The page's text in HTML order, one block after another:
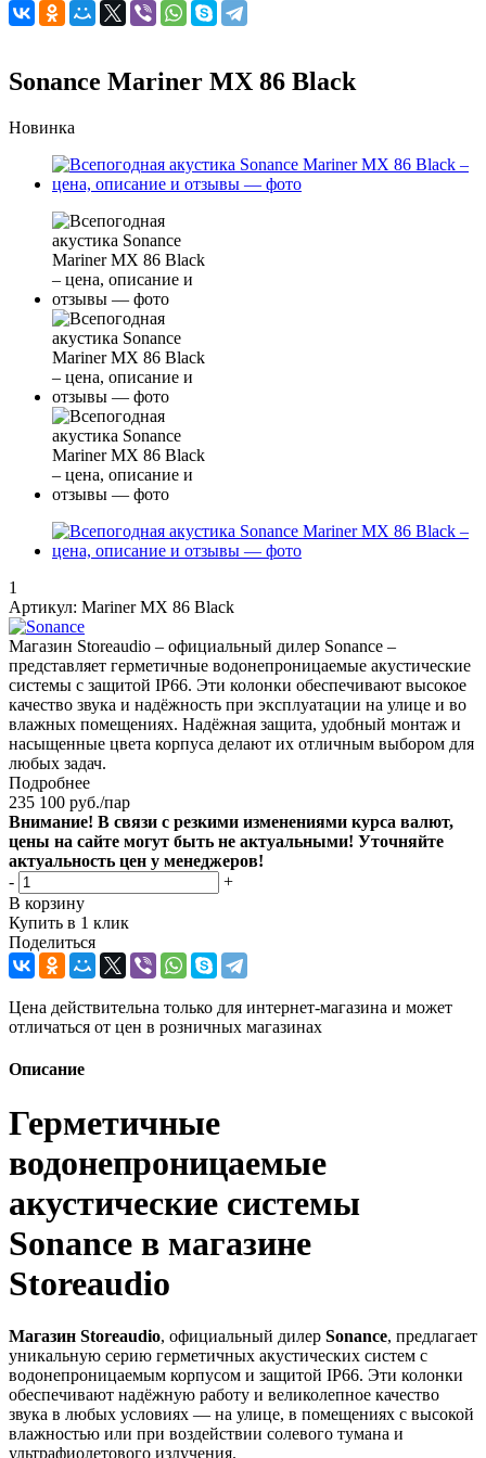
Sonance Mariner MX 86 Black
Новинка
1
Артикул: Mariner MX 86 Black
Магазин Storeaudio – официальный дилер Sonance –
представляет герметичные водонепроницаемые акустические
системы с защитой IP66. Эти колонки обеспечивают высокое
качество звука и надёжность при эксплуатации на улице и во
влажных помещениях. Надёжная защита, удобный монтаж и
насыщенные цвета корпуса делают их отличным выбором для
любых задач.
Подробнее
235 100 руб./пар
Внимание! В связи с резкими изменениями курса валют,
цены на сайте могут быть не актуальными! Уточняйте
актуальность цен у менеджеров!
-
+
В корзину
Купить в 1 клик
Поделиться
Цена действительна только для интернет-магазина и может
отличаться от цен в розничных магазинах
Описание
Герметичные
водонепроницаемые
акустические системы
Sonance в магазине
Storeaudio
Магазин Storeaudio, официальный дилер Sonance, предлагает
уникальную серию герметичных акустических систем с
водонепроницаемым корпусом и защитой IP66. Эти колонки
обеспечивают надёжную работу и великолепное качество
звука в любых условиях — на улице, в помещениях с высокой
влажностью или при воздействии солевого тумана и
ультрафиолетового излучения.